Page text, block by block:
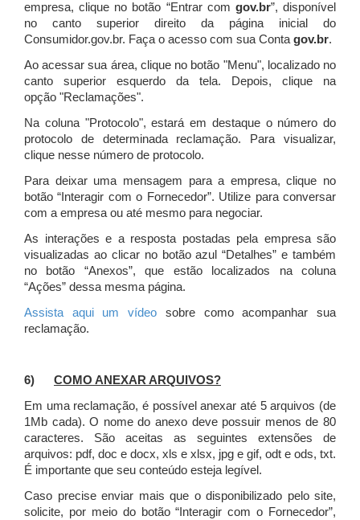
empresa, clique no botão “Entrar com gov.br”, disponível
no canto superior direito da página inicial do
Consumidor.gov.br. Faça o acesso com sua Contagov.br.
Ao acessar sua área, clique no botão "Menu", localizado no
canto superior esquerdo da tela. Depois, clique na
opção "Reclamações".
Na coluna "Protocolo", estará em destaque o número do
protocolo de determinada reclamação. Para visualizar,
clique nesse número de protocolo.
Para deixar uma mensagem para a empresa, clique no
botão “Interagir com o Fornecedor”. Utilize para conversar
com a empresa ou até mesmo para negociar.
As interações e a resposta postadas pela empresa são
visualizadas ao clicar no botão azul “Detalhes” e também
no botão “Anexos”, que estão localizados na coluna
“Ações” dessa mesma página.
Assista aqui um vídeo sobre como acompanhar sua
reclamação.
6) COMO ANEXAR ARQUIVOS?
Em uma reclamação, é possível anexar até 5 arquivos (de
1Mb cada). O nome do anexo deve possuir menos de 80
caracteres. São aceitas as seguintes extensões de
arquivos: pdf, doc e docx, xls e xlsx, jpg e gif, odt e ods, txt.
É importante que seu conteúdo esteja legível.
Caso precise enviar mais que o disponibilizado pelo site,
solicite, por meio do botão “Interagir com o Fornecedor”,